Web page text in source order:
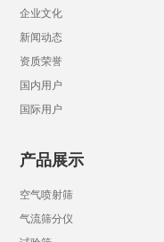
企业文化
新闻动态
资质荣誉
国内用户
国际用户
产品展示
空气喷射筛
气流筛分仪